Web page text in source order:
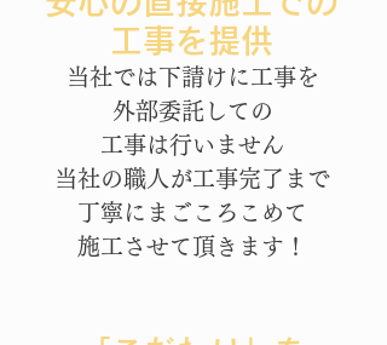
工事を提供
当社では下請けに工事を
外部委託しての
工事は行いません
当社の職人が工事完了まで
丁寧にまごころこめて
施工させて頂きます！